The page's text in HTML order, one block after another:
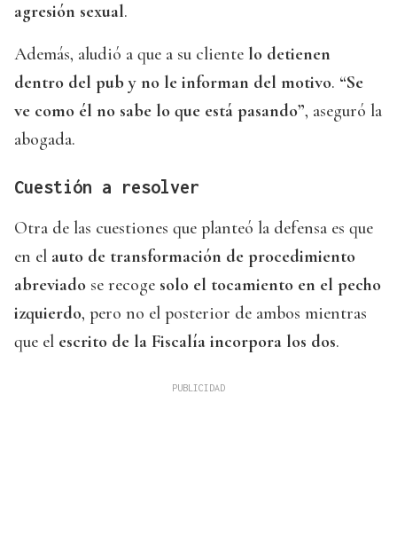
agresión sexual.
Además, aludió a que a su cliente lo detienen
dentro del pub y no le informan del motivo. “Se
ve como él no sabe lo que está pasando”, aseguró la
abogada.
Cuestión a resolver
Otra de las cuestiones que planteó la defensa es que
en el auto de transformación de procedimiento
abreviado se recoge solo el tocamiento en el pecho
izquierdo, pero no el posterior de ambos mientras
que el escrito de la Fiscalía incorpora los dos.